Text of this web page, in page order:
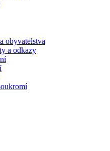
obyvatelstva
a odkazy